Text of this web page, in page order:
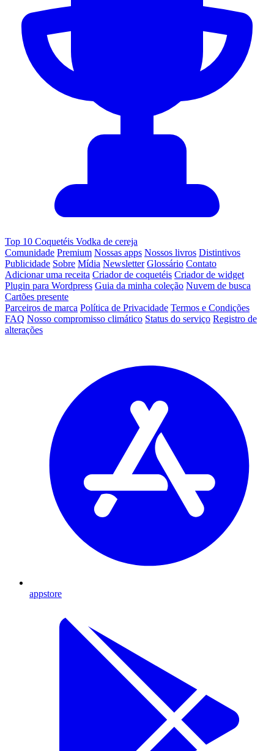
Top 10 Coquetéis Vodka de cereja
Comunidade Premium Nossas apps Nossos livros Distintivos
Publicidade Sobre Mídia Newsletter Glossário Contato
Adicionar uma receita Criador de coquetéis Criador de widget
Plugin para Wordpress Guia da minha coleção Nuvem de busca
Cartões presente
Parceiros de marca Política de Privacidade Termos e Condições
FAQ Nosso compromisso climático Status do serviço Registro de
alterações
appstore